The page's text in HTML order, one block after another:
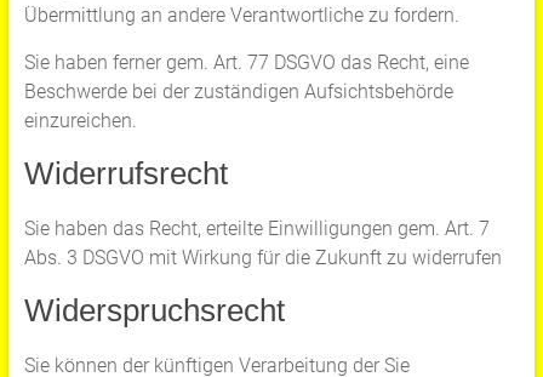
Übermittlung an andere Verantwortliche zu fordern.
Sie haben ferner gem. Art. 77 DSGVO das Recht, eine
Beschwerde bei der zuständigen Aufsichtsbehörde
einzureichen.
Widerrufsrecht
Sie haben das Recht, erteilte Einwilligungen gem. Art. 7
Abs. 3 DSGVO mit Wirkung für die Zukunft zu widerrufen
Widerspruchsrecht
Sie können der künftigen Verarbeitung der Sie